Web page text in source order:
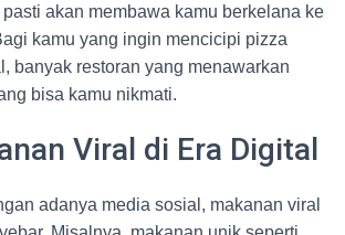
akan membawa kamu berkelana ke
kamu yang ingin mencicipi pizza
banyak restoran yang menawarkan
bisa kamu nikmati.
Viral di Era Digital
adanya media sosial, makanan viral